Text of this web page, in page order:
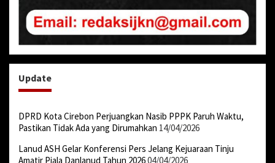
Update
DPRD Kota Cirebon Perjuangkan Nasib PPPK Paruh Waktu,
Pastikan Tidak Ada yang Dirumahkan 14/04/2026
Lanud ASH Gelar Konferensi Pers Jelang Kejuaraan Tinju
Amatir Piala Danlanud Tahun 202604/04/2026